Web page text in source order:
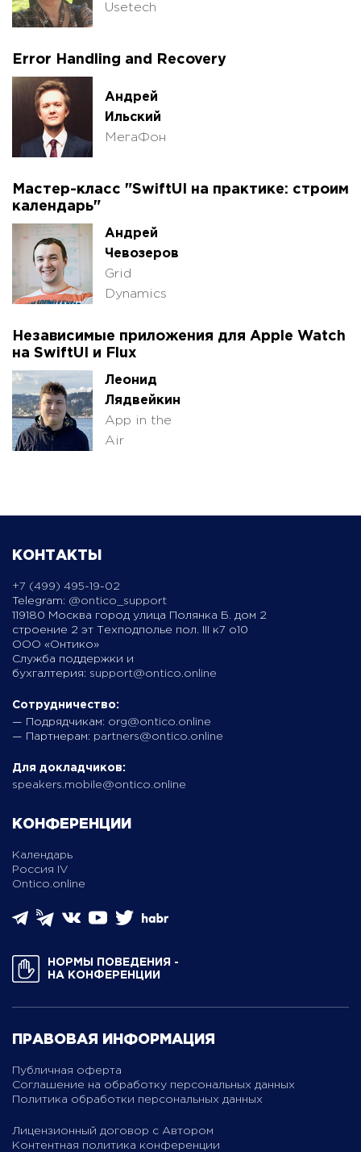
Usetech
Error Handling and Recovery
Андрей
Ильский
МегаФон
Мастер-класс "SwiftUI на практике: строим
календарь"
Андрей
Чевозеров
Grid
Dynamics
Независимые приложения для Apple Watch
на SwiftUI и Flux
Леонид
Лядвейкин
App in the
Air
КОНТАКТЫ
+7 (499) 495-19-02
Telegram: @ontico_support
119180 Москва город улица Полянка Б. дом 2
строение 2 эт Техподполье пол. III к7 о10
ООО «Онтико»
Служба поддержки и
бухгалтерия: support@ontico.online
Сотрудничество:
— Подрядчикам: org@ontico.online
— Партнерам: partners@ontico.online
Для докладчиков:
speakers.mobile@ontico.online
КОНФЕРЕНЦИИ
Календарь
Россия IV
Ontico.online
НОРМЫ ПОВЕДЕНИЯ ­
НА КОНФЕРЕНЦИИ
ПРАВОВАЯ ИНФОРМАЦИЯ
Публичная оферта
Соглашение на обработку персональных данных
Политика обработки персональных данных
Лицензионный договор с Автором
Контентная политика конференции